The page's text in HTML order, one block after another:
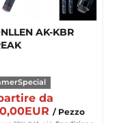
AK-KBR
da
/ Pezzo